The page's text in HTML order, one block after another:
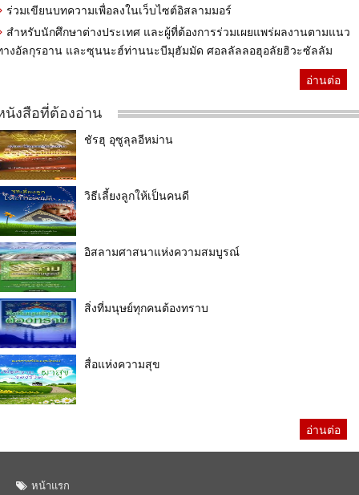
ร่วมเขียนบทความเพื่อลงในเว็บไซต์อิสลามมอร์
สำหรับนักศึกษาต่างประเทศ และผู้ที่ต้องการร่วมเผยแพร่ผลงานตามแนว
างอัลกุรอาน และซุนนะฮ์ท่านนะบีมุฮัมมัด ศอลลัลลอฮุอลัยฮิวะซัลลัม
อ่านต่อ
นังสือที่ต้องอ่าน
ชัรฮุ อุซูลุลอีหม่าน
วิธีเลี้ยงลูกให้เป็นคนดี
อิสลามศาสนาแห่งความสมบูรณ์
สิ่งที่มนุษย์ทุกคนต้องทราบ
สื่อแห่งความสุข
อ่านต่อ
หน้าแรก